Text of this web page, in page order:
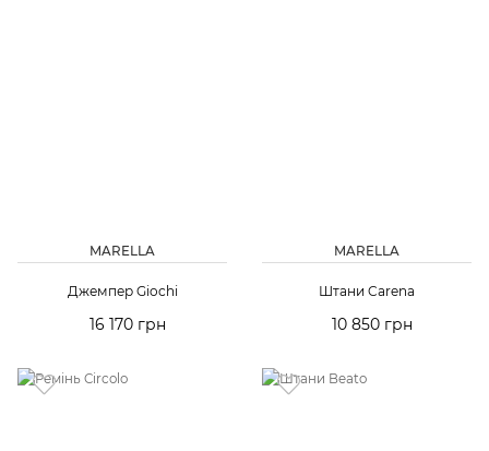
MARELLA
Джемпер Giochi
16 170 грн
MARELLA
Штани Carena
10 850 грн